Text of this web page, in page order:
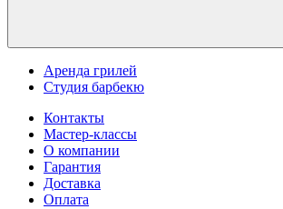
Аренда грилей
Студия барбекю
Контакты
Мастер-классы
О компании
Гарантия
Доставка
Оплата